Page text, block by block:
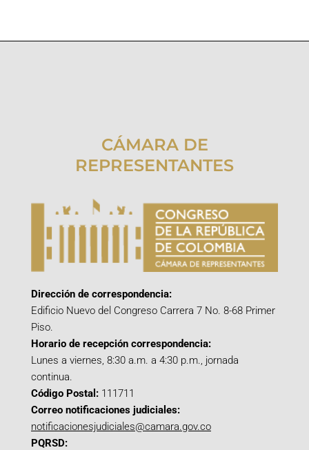
CÁMARA DE
REPRESENTANTES
Dirección de correspondencia:
Edificio Nuevo del Congreso Carrera 7 No. 8-68 Primer
Piso.
Horario de recepción correspondencia:
Lunes a viernes, 8:30 a.m. a 4:30 p.m., jornada
continua.
Código Postal: 111711
Correo notificaciones judiciales:
notificacionesjudiciales@camara.gov.co
PQRSD: